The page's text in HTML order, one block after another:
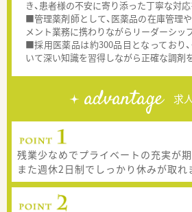
き、患者様の不安に寄り添った丁寧な対応
■管理薬剤師として、医薬品の在庫管理
メント業務に携わりながらリーダーシッ
■採用医薬品は約300品目となっており
いて深い知識を習得しながら正確な調剤
advantage 求
残業少なめでプライベートの充実が期
また週休2日制でしっかり休みが取